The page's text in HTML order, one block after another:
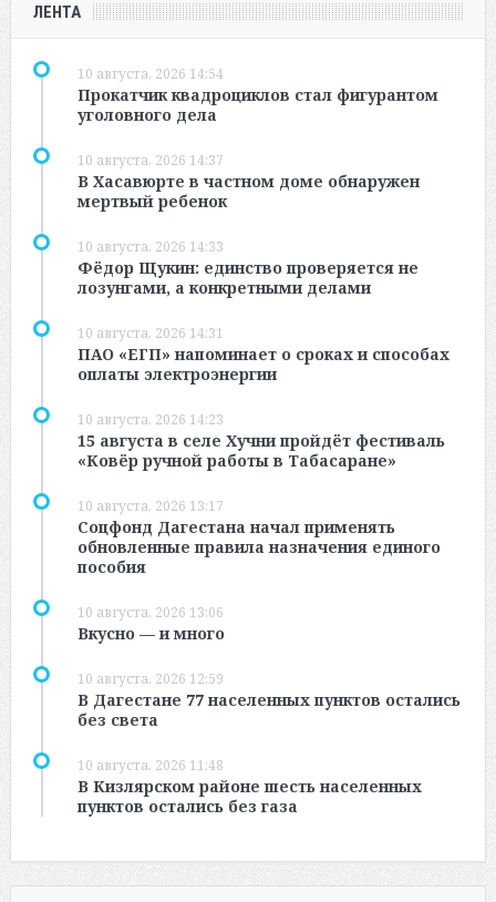
ЛЕНТА
10 августа, 2026 14:54
Прокатчик квадроциклов стал фигурантом
уголовного дела
10 августа, 2026 14:37
В Хасавюрте в частном доме обнаружен
мертвый ребенок
10 августа, 2026 14:33
Фёдор Щукин: единство проверяется не
лозунгами, а конкретными делами
10 августа, 2026 14:31
ПАО «ЕГП» напоминает о сроках и способах
оплаты электроэнергии
10 августа, 2026 14:23
15 августа в селе Хучни пройдёт фестиваль
«Ковёр ручной работы в Табасаране»
10 августа, 2026 13:17
Соцфонд Дагестана начал применять
обновленные правила назначения единого
пособия
10 августа, 2026 13:06
Вкусно — и много
10 августа, 2026 12:59
В Дагестане 77 населенных пунктов остались
без света
10 августа, 2026 11:48
В Кизлярском районе шесть населенных
пунктов остались без газа